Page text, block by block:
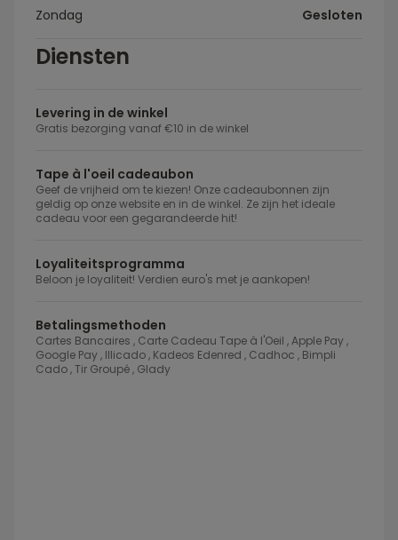
Zondag Gesloten
Diensten
Levering in de winkel
Gratis bezorging vanaf €10 in de winkel
Tape à l'oeil cadeaubon
Geef de vrijheid om te kiezen! Onze cadeaubonnen zijn
geldig op onze website en in de winkel. Ze zijn het ideale
cadeau voor een gegarandeerde hit!
Loyaliteitsprogramma
Beloon je loyaliteit! Verdien euro's met je aankopen!
Betalingsmethoden
Cartes Bancaires , Carte Cadeau Tape à l'Oeil , Apple Pay ,
Google Pay , Illicado , Kadeos Edenred , Cadhoc , Bimpli
Cado , Tir Groupé , Glady